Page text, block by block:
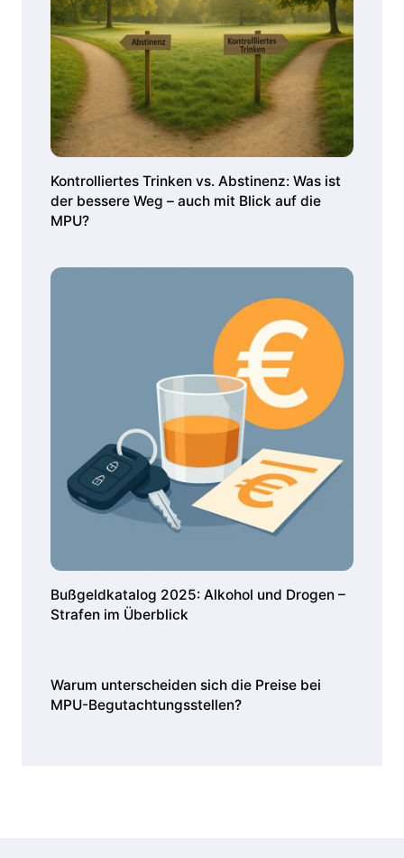
Kontrolliertes Trinken vs. Abstinenz: Was ist
der bessere Weg – auch mit Blick auf die
MPU?
Bußgeldkatalog 2025: Alkohol und Drogen –
Strafen im Überblick
Warum unterscheiden sich die Preise bei
MPU-Begutachtungsstellen?